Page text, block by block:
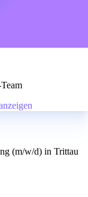
(m/w/d) in Trittau